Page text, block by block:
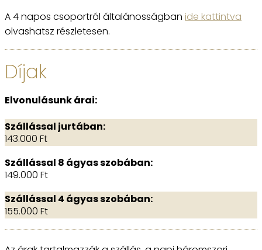
A 4 napos csoportról általánosságban ide kattintva
olvashatsz részletesen.
Díjak
Elvonulásunk árai:
Szállással jurtában:
143.000 Ft
Szállással 8 ágyas szobában:
149.000 Ft
Szállással 4 ágyas szobában:
155.000 Ft